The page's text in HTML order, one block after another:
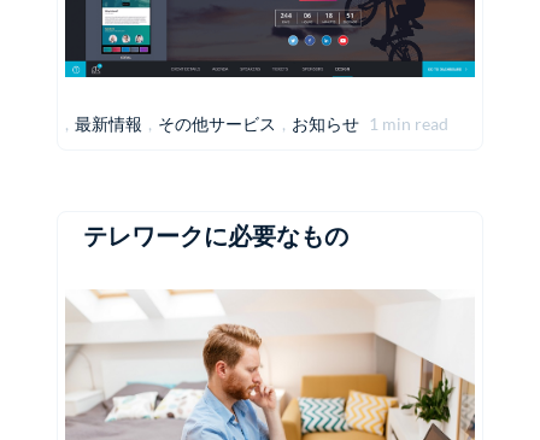
, 最新情報 , その他サービス , お知らせ 1 min read
テレワークに必要なもの